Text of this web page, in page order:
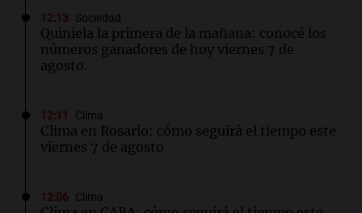
12:13 Sociedad
Quiniela la primera de la mañana: conocé los
números ganadores de hoy viernes 7 de
agosto.
12:11 Clima
Clima en Rosario: cómo seguirá el tiempo este
viernes 7 de agosto
12:06 Clima